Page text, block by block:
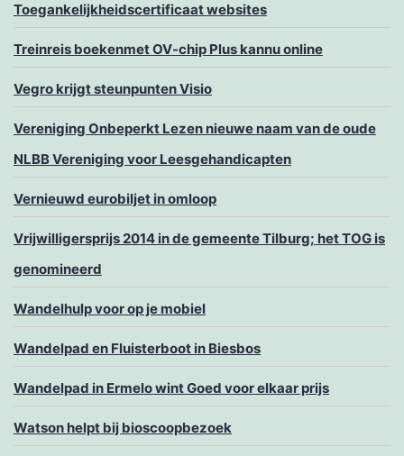
Toegankelijkheidscertificaat websites
Treinreis boekenmet OV-chip Plus kannu online
Vegro krijgt steunpunten Visio
Vereniging Onbeperkt Lezen nieuwe naam van de oude
NLBB Vereniging voor Leesgehandicapten
Vernieuwd eurobiljet in omloop
Vrijwilligersprijs 2014 in de gemeente Tilburg; het TOG is
genomineerd
Wandelhulp voor op je mobiel
Wandelpad en Fluisterboot in Biesbos
Wandelpad in Ermelo wint Goed voor elkaar prijs
Watson helpt bij bioscoopbezoek